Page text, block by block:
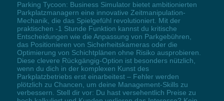
Parking Tycoon: Business Simulator bietet ambitionierten
Parkplatzmanagern eine innovative Zeitmanipulation-
Mechanik, die das Spielgefühl revolutioniert. Mit der
praktischen -1 Stunde Funktion kannst du kritische
Entscheidungen wie die Anpassung von Parkgebühren,
das Positionieren von Sicherheitskameras oder die
Optimierung von Schichtplänen ohne Risiko ausprobieren.
Diese clevere Rückgängig-Option ist besonders nützlich,
wenn du dich in der komplexen Kunst des
Parkplatzbetriebs erst einarbeitest – Fehler werden
plötzlich zu Chancen, um deine Management-Skills zu
verbessern. Stell dir vor: Du hast versehentlich Preise zu